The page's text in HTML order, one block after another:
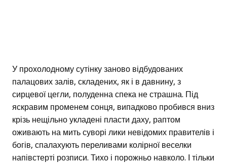
У прохолодному сутінку заново відбудованих
палацових залів, складених, як і в давнину, з
сирцевої цегли, полуденна спека не страшна. Під
яскравим променем сонця, випадково пробився вниз
крізь нещільно укладені пласти даху, раптом
оживають на мить суворі лики невідомих правителів і
богів, спалахують переливами колірної веселки
напівстерті розписи. Тихо і порожньо навколо. І тільки